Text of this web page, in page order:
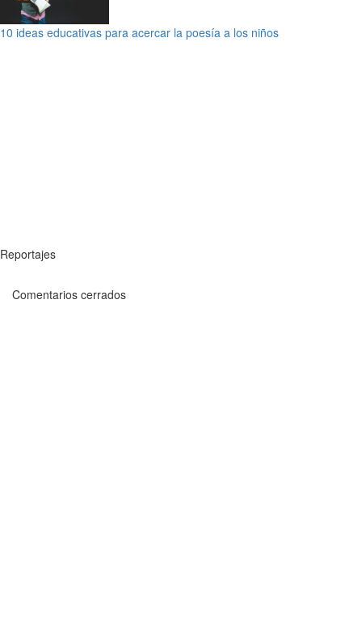
10 ideas educativas para acercar la poesía a los niños
Reportajes
Comentarios cerrados